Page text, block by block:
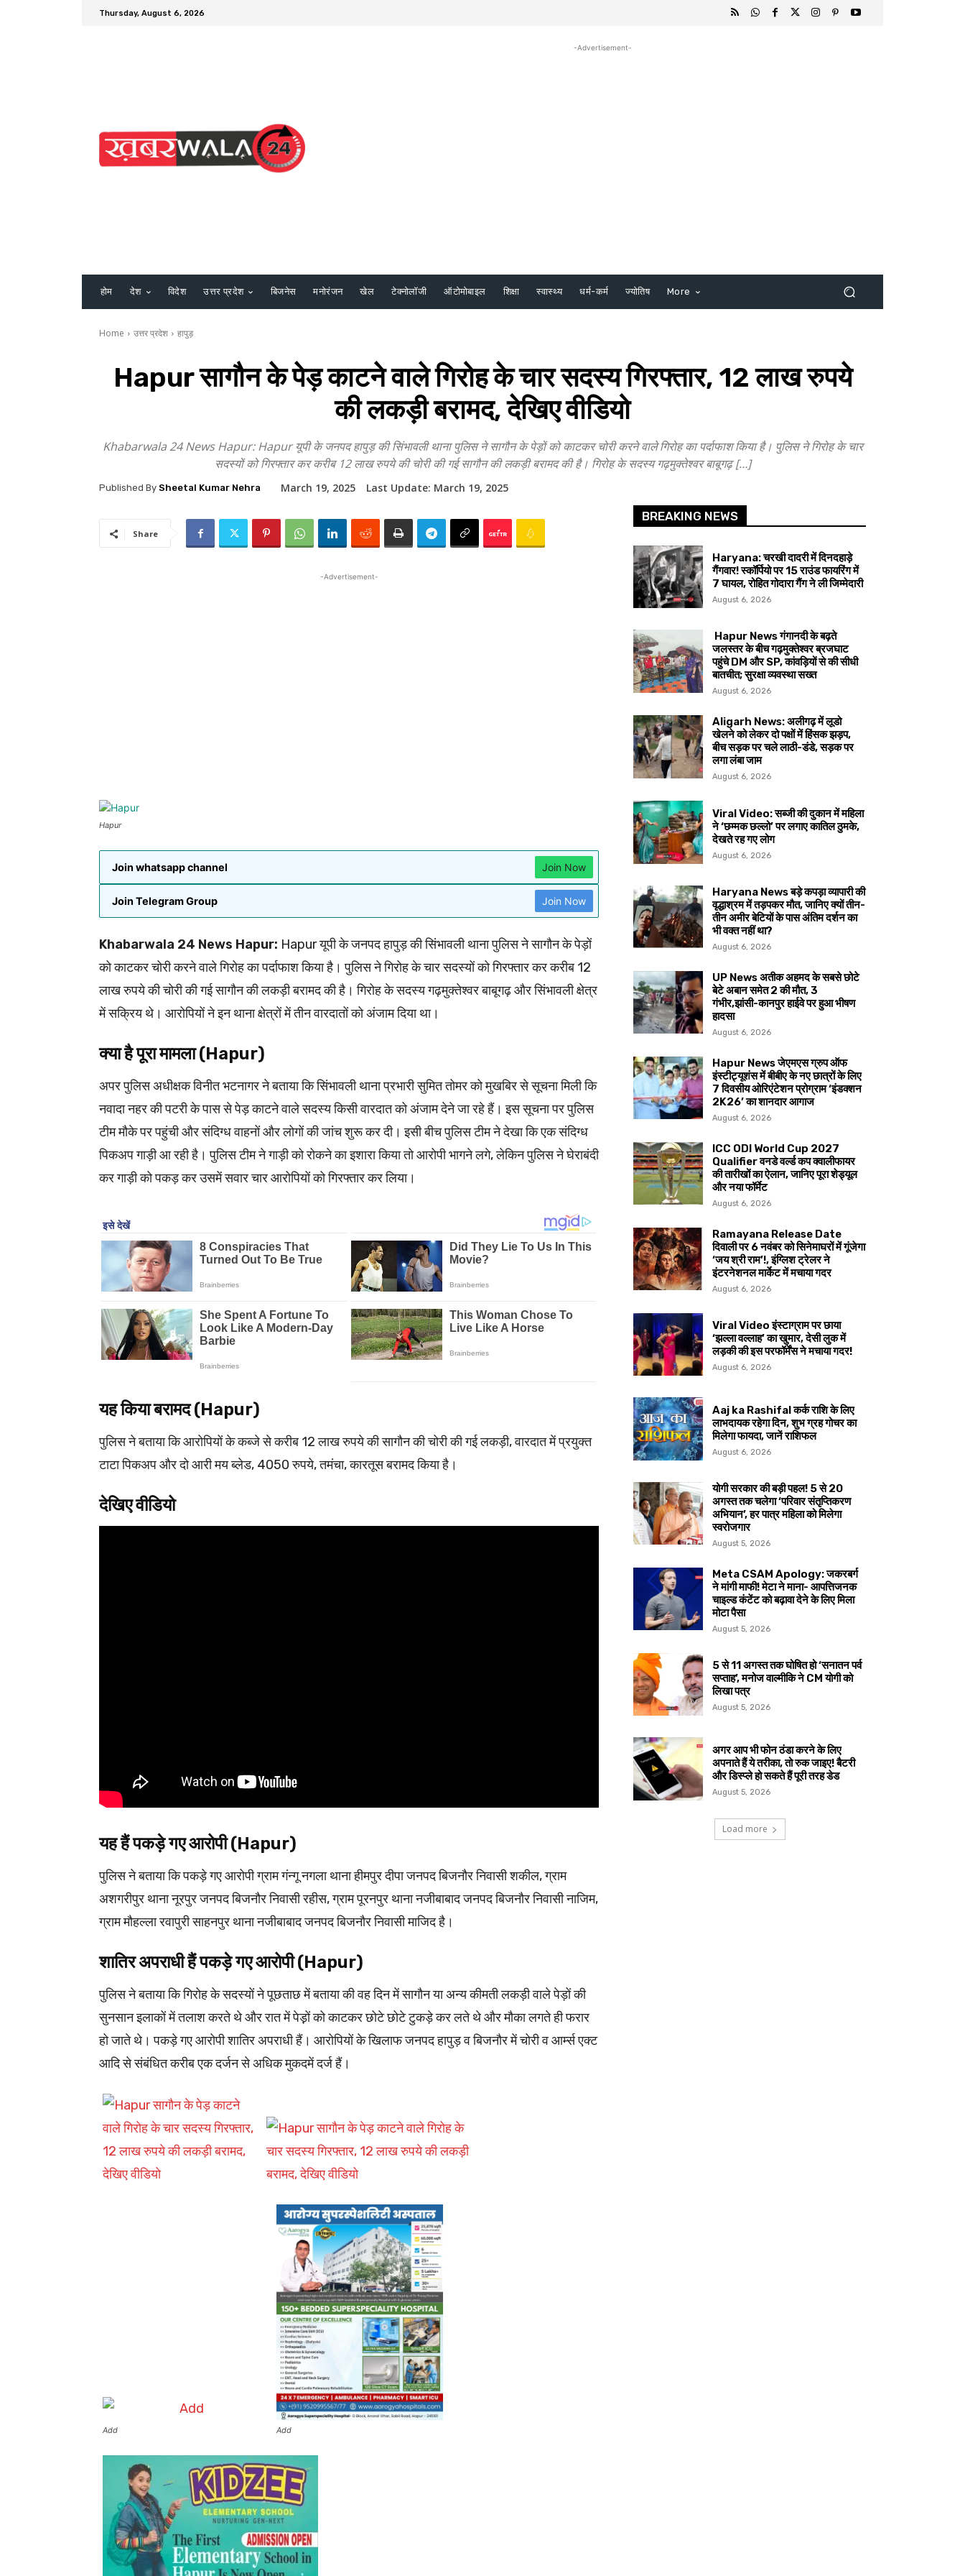
Thursday, August 6, 2026
-Advertisement-
होम देश विदेश उत्तर प्रदेश बिजनेस मनोरंजन खेल टेक्नोलॉजी ऑटोमोबाइल शिक्षा स्वास्थ्य धर्म-कर्म ज्योतिष More
Home उत्तर प्रदेश हापुड़
Hapur सागौन के पेड़ काटने वाले गिरोह के चार सदस्य गिरफ्तार, 12 लाख रुपये
की लकड़ी बरामद, देखिए वीडियो
Khabarwala 24 News Hapur: Hapur यूपी के जनपद हापुड़ की सिंभावली थाना पुलिस ने सागौन के पेड़ों को काटकर चोरी करने वाले गिरोह का पर्दाफाश किया है। पुलिस ने गिरोह के चार
सदस्यों को गिरफ्तार कर करीब 12 लाख रुपये की चोरी की गई सागौन की लकड़ी बरामद की है। गिरोह के सदस्य गढ़मुक्तेश्वर बाबूगढ़ […]
Published By Sheetal Kumar Nehra March 19, 2025 Last Update: March 19, 2025
Share
-Advertisement-
Hapur
Join whatsapp channel Join Now
Join Telegram Group Join Now
Khabarwala 24 News Hapur: Hapur यूपी के जनपद हापुड़ की सिंभावली थाना पुलिस ने सागौन के पेड़ों
को काटकर चोरी करने वाले गिरोह का पर्दाफाश किया है। पुलिस ने गिरोह के चार सदस्यों को गिरफ्तार कर करीब 12
लाख रुपये की चोरी की गई सागौन की लकड़ी बरामद की है। गिरोह के सदस्य गढ़मुक्तेश्वर बाबूगढ़ और सिंभावली क्षेत्र
में सक्रिय थे। आरोपियों ने इन थाना क्षेत्रों में तीन वारदातों को अंजाम दिया था।
क्या है पूरा मामला (Hapur)
अपर पुलिस अधीक्षक विनीत भटनागर ने बताया कि सिंभावली थाना प्रभारी सुमित तोमर को मुखबिर से सूचना मिली कि
नवादा नहर की पटरी के पास से पेड़ काटने वाले सदस्य किसी वारदात को अंजाम देने जा रहे हैं। इस सूचना पर पुलिस
टीम मौके पर पहुंची और संदिग्ध वाहनों और लोगों की जांच शुरू कर दी। इसी बीच पुलिस टीम ने देखा कि एक संदिग्ध
पिकअप गाड़ी आ रही है। पुलिस टीम ने गाड़ी को रोकने का इशारा किया तो आरोपी भागने लगे, लेकिन पुलिस ने घेराबंदी
कर गाड़ी को पकड़ कर उसमें सवार चार आरोपियों को गिरफ्तार कर लिया।
यह किया बरामद (Hapur)
पुलिस ने बताया कि आरोपियों के कब्जे से करीब 12 लाख रुपये की सागौन की चोरी की गई लकड़ी, वारदात में प्रयुक्त
टाटा पिकअप और दो आरी मय ब्लेड, 4050 रुपये, तमंचा, कारतूस बरामद किया है।
देखिए वीडियो
यह हैं पकड़े गए आरोपी (Hapur)
पुलिस ने बताया कि पकड़े गए आरोपी ग्राम गंन्गू नगला थाना हीमपुर दीपा जनपद बिजनौर निवासी शकील, ग्राम
अशगरीपुर थाना नूरपुर जनपद बिजनौर निवासी रहीस, ग्राम पूरनपुर थाना नजीबाबाद जनपद बिजनौर निवासी नाजिम,
ग्राम मौहल्ला रवापुरी साहनपुर थाना नजीबाबाद जनपद बिजनौर निवासी माजिद है।
शातिर अपराधी हैं पकड़े गए आरोपी (Hapur)
पुलिस ने बताया कि गिरोह के सदस्यों ने पूछताछ में बताया की वह दिन में सागौन या अन्य कीमती लकड़ी वाले पेड़ों की
सुनसान इलाकों में तलाश करते थे और रात में पेड़़ों को काटकर छोटे छोटे टुकड़े कर लते थे और मौका लगते ही फरार
हो जाते थे। पकड़े गए आरोपी शातिर अपराधी हैं। आरोपियों के खिलाफ जनपद हापुड़ व बिजनौर में चोरी व आर्म्स एक्ट
आदि से संबंधित करीब एक दर्जन से अधिक मुकदमें दर्ज हैं।
Add Add
BREAKING NEWS
Haryana: चरखी दादरी में दिनदहाड़े
गैंगवार! स्कॉर्पियो पर 15 राउंड फायरिंग में
7 घायल, रोहित गोदारा गैंग ने ली जिम्मेदारी
August 6, 2026
Hapur News गंगानदी के बढ़ते
जलस्तर के बीच गढ़मुक्तेश्वर ब्रजघाट
पहुंचे DM और SP, कांवड़ियों से की सीधी
बातचीत; सुरक्षा व्यवस्था सख्त
August 6, 2026
Aligarh News: अलीगढ़ में लूडो
खेलने को लेकर दो पक्षों में हिंसक झड़प,
बीच सड़क पर चले लाठी-डंडे, सड़क पर
लगा लंबा जाम
August 6, 2026
Viral Video: सब्जी की दुकान में महिला
ने ‘छम्मक छल्लो’ पर लगाए कातिल ठुमके,
देखते रह गए लोग
August 6, 2026
Haryana News बड़े कपड़ा व्यापारी की
वृद्धाश्रम में तड़पकर मौत, जानिए क्यों तीन-
तीन अमीर बेटियों के पास अंतिम दर्शन का
भी वक्त नहीं था?
August 6, 2026
UP News अतीक अहमद के सबसे छोटे
बेटे अबान समेत 2 की मौत, 3
गंभीर,झांसी-कानपुर हाईवे पर हुआ भीषण
हादसा
August 6, 2026
Hapur News जेएमएस ग्रुप ऑफ
इंस्टीट्यूशंस में बीबीए के नए छात्रों के लिए
7 दिवसीय ओरिएंटेशन प्रोग्राम ‘इंडक्शन
2K26’ का शानदार आगाज
August 6, 2026
ICC ODI World Cup 2027
Qualifier वनडे वर्ल्ड कप क्वालीफायर
की तारीखों का ऐलान, जानिए पूरा शेड्यूल
और नया फॉर्मेट
August 6, 2026
Ramayana Release Date
दिवाली पर 6 नवंबर को सिनेमाघरों में गूंजेगा
‘जय श्री राम’!, इंग्लिश ट्रेलर ने
इंटरनेशनल मार्केट में मचाया गदर
August 6, 2026
Viral Video इंस्टाग्राम पर छाया
‘झल्ला वल्लाह’ का खुमार, देसी लुक में
लड़की की इस परफॉर्मेंस ने मचाया गदर!
August 6, 2026
Aaj ka Rashifal कर्क राशि के लिए
लाभदायक रहेगा दिन, शुभ ग्रह गोचर का
मिलेगा फायदा, जानें राशिफल
August 6, 2026
योगी सरकार की बड़ी पहल! 5 से 20
अगस्त तक चलेगा ‘परिवार संतृप्तिकरण
अभियान’, हर पात्र महिला को मिलेगा
स्वरोजगार
August 5, 2026
Meta CSAM Apology: जकरबर्ग
ने मांगी माफी! मेटा ने माना- आपत्तिजनक
चाइल्ड कंटेंट को बढ़ावा देने के लिए मिला
मोटा पैसा
August 5, 2026
5 से 11 अगस्त तक घोषित हो ‘सनातन पर्व
सप्ताह’, मनोज वाल्मीकि ने CM योगी को
लिखा पत्र
August 5, 2026
अगर आप भी फोन ठंडा करने के लिए
अपनाते हैं ये तरीका, तो रुक जाइए! बैटरी
और डिस्प्ले हो सकते हैं पूरी तरह डेड
August 5, 2026
Load more